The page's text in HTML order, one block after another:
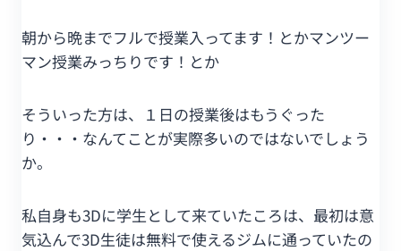
朝から晩までフルで授業入ってます！とかマンツー
マン授業みっちりです！とか
そういった方は、１日の授業後はもうぐった
り・・・なんてことが実際多いのではないでしょう
か。
私自身も3Dに学生として来ていたころは、最初は意
気込んで3D生徒は無料で使えるジムに通っていたの